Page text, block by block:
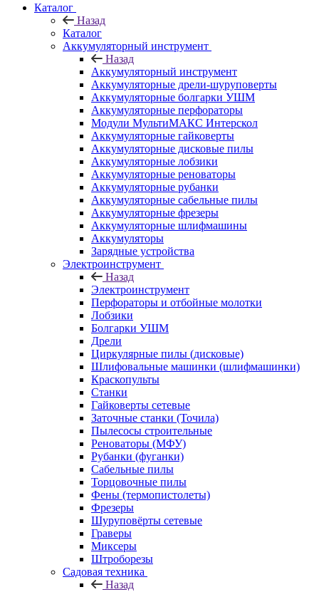
Каталог
Назад
Каталог
Аккумуляторный инструмент
Назад
Аккумуляторный инструмент
Аккумуляторные дрели-шуруповерты
Аккумуляторные болгарки УШМ
Аккумуляторные перфораторы
Модули МультиМАКС Интерскол
Аккумуляторные гайковерты
Аккумуляторные дисковые пилы
Аккумуляторные лобзики
Аккумуляторные реноваторы
Аккумуляторные рубанки
Аккумуляторные сабельные пилы
Аккумуляторные фрезеры
Аккумуляторные шлифмашины
Аккумуляторы
Зарядные устройства
Электроинструмент
Назад
Электроинструмент
Перфораторы и отбойные молотки
Лобзики
Болгарки УШМ
Дрели
Циркулярные пилы (дисковые)
Шлифовальные машинки (шлифмашинки)
Краскопульты
Станки
Гайковерты сетевые
Заточные станки (Точила)
Пылесосы строительные
Реноваторы (МФУ)
Рубанки (фуганки)
Сабельные пилы
Торцовочные пилы
Фены (термопистолеты)
Фрезеры
Шуруповёрты сетевые
Граверы
Миксеры
Штроборезы
Садовая техника
Назад